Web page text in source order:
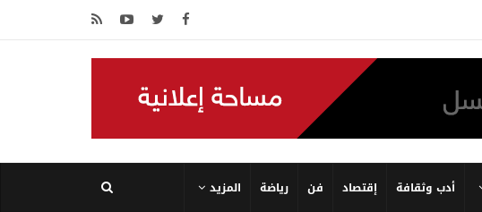
أدب وثقافة إقتصاد فن رياضة المزيد